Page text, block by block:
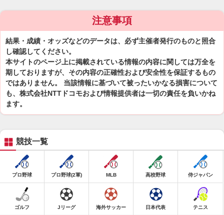
注意事項
結果・成績・オッズなどのデータは、必ず主催者発行のものと照合
し確認してください。
本サイトのページ上に掲載されている情報の内容に関しては万全を
期しておりますが、その内容の正確性および安全性を保証するもの
ではありません。 当該情報に基づいて被ったいかなる損害について
も、株式会社NTTドコモおよび情報提供者は一切の責任を負いかね
ます。
競技一覧
プロ野球 プロ野球(2軍) MLB 高校野球 侍ジャパン
ゴルフ Jリーグ 海外サッカー 日本代表 テニス